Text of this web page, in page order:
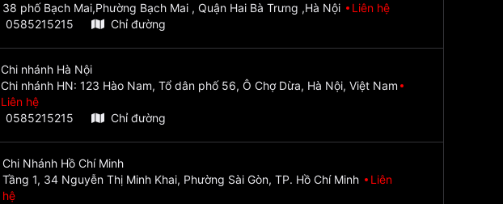
38 phố Bạch Mai,Phường Bạch Mai , Quận Hai Bà Trưng ,Hà Nội
Liên hệ
0585215215
Chỉ đường
Chi nhánh Hà Nội
Chi nhánh HN: 123 Hào Nam, Tổ dân phố 56, Ô Chợ Dừa, Hà Nội, Việt Nam
Liên hệ
0585215215
Chỉ đường
Chi Nhánh Hồ Chí Minh
Tầng 1, 34 Nguyễn Thị Minh Khai, Phường Sài Gòn, TP. Hồ Chí Minh
Liên
hệ